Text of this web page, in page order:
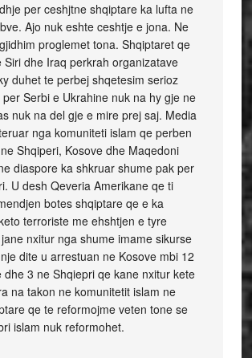
per ceshjtne shqiptare ka lufta ne
Ajo nuk eshte ceshtje e jona. Ne
proglemet tona. Shqiptaret qe
Siri dhe Iraq perkrah organizatave
duhet te perbej shqetesim serioz
Serbi e Ukrahine nuk na hy gje ne
nuk na del gje e mire prej saj. Media
nga komuniteti islam qe perben
Shqiperi, Kosove dhe Maqedoni
diaspore ka shkruar shume pak per
U desh Qeveria Amerikane qe ti
botes shqiptare qe e ka
terroriste me ehshtjen e tyre
nxitur nga shume imame sikurse
dite u arrestuan ne Kosove mbi 12
dhe 3 ne Shqiepri qe kane nxitur kete
na takon ne komunitetit islam ne
qe te reformojme veten tone se
islam nuk reformohet.